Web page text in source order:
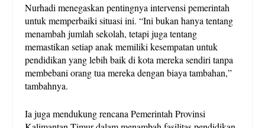
Nurhadi menegaskan pentingnya intervensi pemerintah
untuk memperbaiki situasi ini. “Ini bukan hanya tentang
menambah jumlah sekolah, tetapi juga tentang
memastikan setiap anak memiliki kesempatan untuk
pendidikan yang lebih baik di kota mereka sendiri tanpa
membebani orang tua mereka dengan biaya tambahan,”
tambahnya.
Ia juga mendukung rencana Pemerintah Provinsi